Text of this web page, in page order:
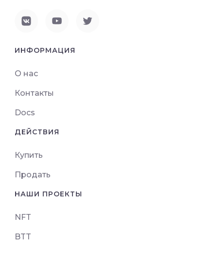
ИНФОРМАЦИЯ
О нас
Контакты
Docs
ДЕЙСТВИЯ
Купить
Продать
НАШИ ПРОЕКТЫ
NFT
BTT